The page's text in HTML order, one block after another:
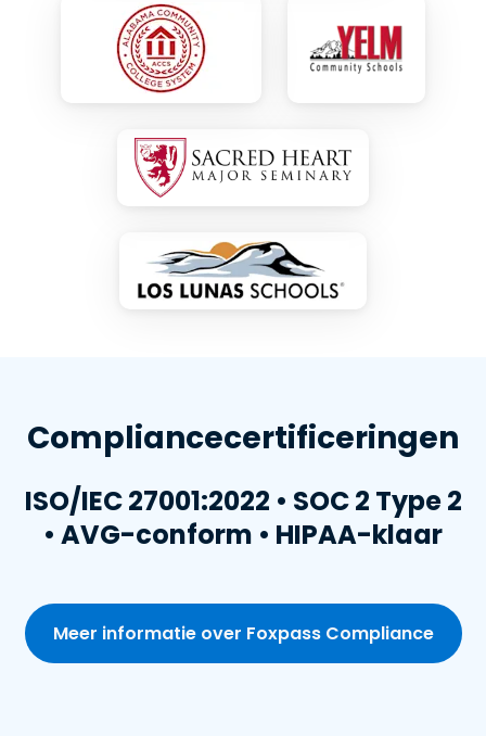
Compliancecertificeringen
ISO/IEC 27001:2022 • SOC 2 Type 2
• AVG-conform • HIPAA-klaar
Meer informatie over Foxpass Compliance